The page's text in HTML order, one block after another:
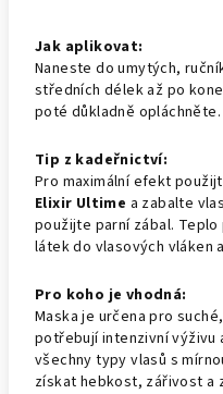
Jak aplikovat:
Naneste do umytých,
středních délek až po
poté důkladně opláchněte.
Tip z kadeřnictví:
Pro maximální efekt
Elixir Ultime a zabalte
použijte parní zábal.
látek do vlasových vláken
Pro koho je vhodná:
Maska je určena pro
potřebují intenzivní výživu
všechny typy vlasů s
získat hebkost, zářivost a